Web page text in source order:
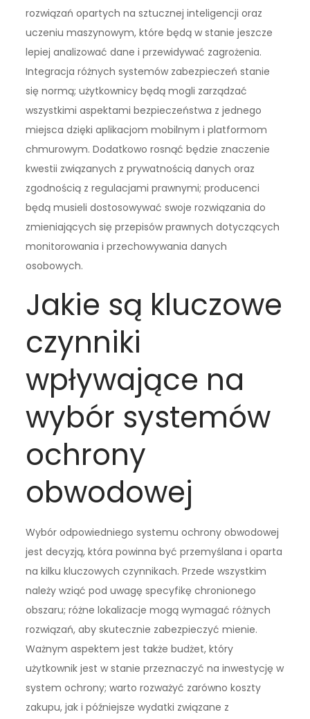
rozwiązań opartych na sztucznej inteligencji oraz
uczeniu maszynowym, które będą w stanie jeszcze
lepiej analizować dane i przewidywać zagrożenia.
Integracja różnych systemów zabezpieczeń stanie
się normą; użytkownicy będą mogli zarządzać
wszystkimi aspektami bezpieczeństwa z jednego
miejsca dzięki aplikacjom mobilnym i platformom
chmurowym. Dodatkowo rosnąć będzie znaczenie
kwestii związanych z prywatnością danych oraz
zgodnością z regulacjami prawnymi; producenci
będą musieli dostosowywać swoje rozwiązania do
zmieniających się przepisów prawnych dotyczących
monitorowania i przechowywania danych
osobowych.
Jakie są kluczowe
czynniki
wpływające na
wybór systemów
ochrony
obwodowej
Wybór odpowiedniego systemu ochrony obwodowej
jest decyzją, która powinna być przemyślana i oparta
na kilku kluczowych czynnikach. Przede wszystkim
należy wziąć pod uwagę specyfikę chronionego
obszaru; różne lokalizacje mogą wymagać różnych
rozwiązań, aby skutecznie zabezpieczyć mienie.
Ważnym aspektem jest także budżet, który
użytkownik jest w stanie przeznaczyć na inwestycję w
system ochrony; warto rozważyć zarówno koszty
zakupu, jak i późniejsze wydatki związane z